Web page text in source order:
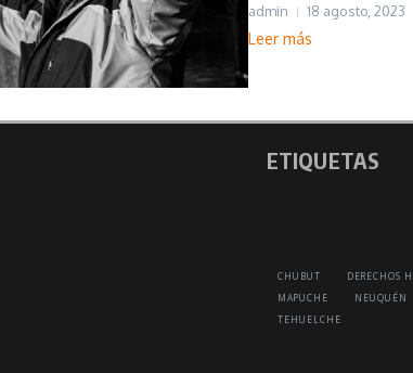
admin 18 agosto, 2023
Leer más
ETIQUETAS
CHUBUT DERECHOS
MAPUCHE
NEUQUÉN
TEHUELCHE